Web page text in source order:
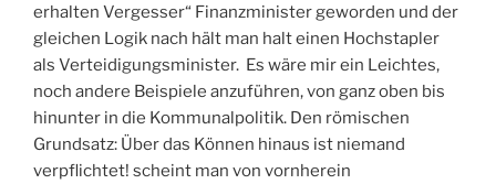
erhalten Vergesser“ Finanzminister geworden und der
gleichen Logik nach hält man halt einen Hochstapler
als Verteidigungsminister. Es wäre mir ein Leichtes,
noch andere Beispiele anzuführen, von ganz oben bis
hinunter in die Kommunalpolitik. Den römischen
Grundsatz: Über das Können hinaus ist niemand
verpflichtet! scheint man von vornherein